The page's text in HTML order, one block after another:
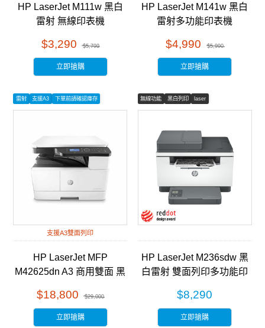
HP LaserJet M111w 黑白
雷射 無線印表機
$3,290 $5,799
立即搶購
HP LaserJet M141w 黑白
雷射多功能印表機
$4,990 $5,990
立即搶購
雷射 支援A3 下單前請確認庫存
支援A3雙面列印
HP LaserJet MFP
M42625dn A3 商用雙面 黑
(8AF52A)
$18,800 $29,000
立即搶購
無線功能 黑白列印 laser
HP LaserJet M236sdw 黑
白雷射 雙面列印多功能印
$8,290
立即搶購